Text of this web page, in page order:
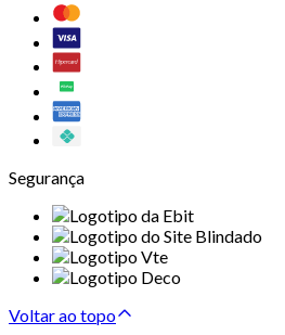
Segurança
Voltar ao topo